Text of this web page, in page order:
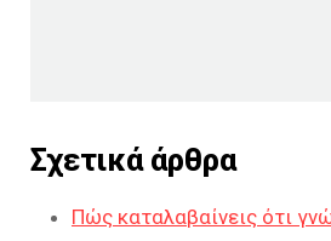
Σχετικά άρθρα
Πώς καταλαβαίνεις ότι